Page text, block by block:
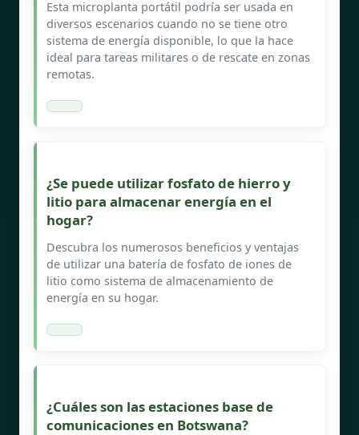
Esta microplanta portátil podría ser usada en
diversos escenarios cuando no se tiene otro
sistema de energía disponible, lo que la hace
ideal para tareas militares o de rescate en zonas
remotas.
¿Se puede utilizar fosfato de hierro y
litio para almacenar energía en el
hogar?
Descubra los numerosos beneficios y ventajas
de utilizar una batería de fosfato de iones de
litio como sistema de almacenamiento de
energía en su hogar.
¿Cuáles son las estaciones base de
comunicaciones en Botswana?